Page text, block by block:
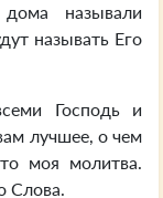
называли
называть Его
Господь и
лучшее, о чем
моя молитва.
Слова.